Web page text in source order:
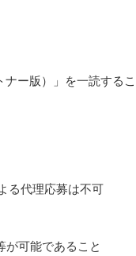
ー版）」を一読するこ
る代理応募は不可
が可能であること